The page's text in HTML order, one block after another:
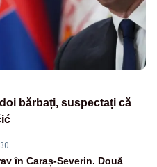
bărbați, suspectați că
în Caraș-Severin. Două